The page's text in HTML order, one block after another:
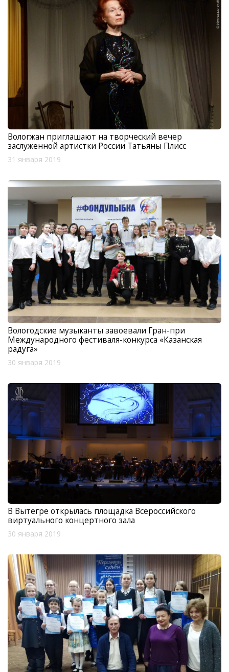
Вологжан приглашают на творческий вечер
заслуженной артистки России Татьяны Плисс
31 января 2019
Вологодские музыканты завоевали Гран-при
Международного фестиваля-конкурса «Казанская
радуга»
30 января 2019
В Вытегре открылась площадка Всероссийского
виртуального концертного зала
30 января 2019